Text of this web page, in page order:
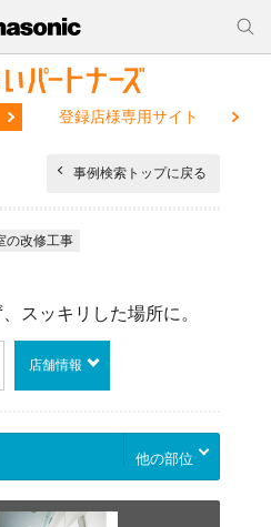
登録店様専用サイト
事例検索トップに戻る
の改修工事
スッキリした場所に。
店舗情報
他の部位